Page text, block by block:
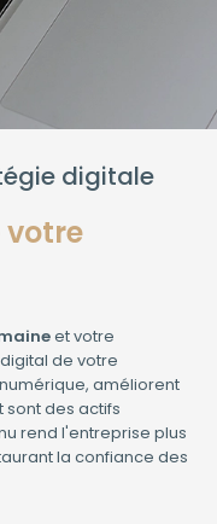
digitale
et votre
de votre
améliorent
sont des actifs
rend l'entreprise plus
la confiance des